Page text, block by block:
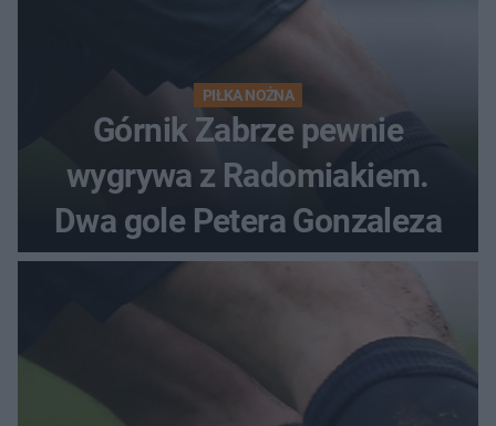
PIŁKA NOŻNA
Górnik Zabrze pewnie
wygrywa z Radomiakiem.
Dwa gole Petera Gonzaleza